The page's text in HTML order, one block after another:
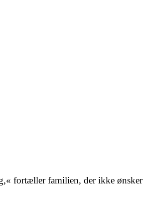
fortæller familien, der ikke ønsker